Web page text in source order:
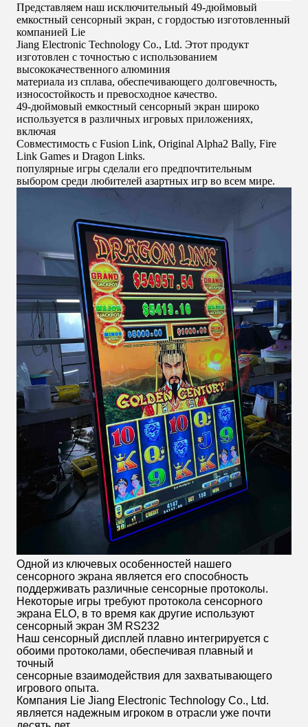
Представляем наш исключительный 49-дюймовый
емкостный сенсорный экран, с гордостью изготовленный
компанией Lie
Jiang Electronic Technology Co., Ltd. Этот продукт
изготовлен с точностью с использованием
высококачественного алюминия
материала из сплава, обеспечивающего долговечность,
износостойкость и превосходное качество.
49-дюймовый емкостный сенсорный экран широко
используется в различных игровых приложениях,
включая
Совместимость с Fusion Link, Original Alpha2 Bally, Fire
Link Games и Dragon Links.
популярные игры сделали его предпочтительным
выбором среди любителей азартных игр во всем мире.
Одной из ключевых особенностей нашего
сенсорного экрана является его способность
поддерживать различные сенсорные протоколы.
Некоторые игры требуют протокола сенсорного
экрана ELO, в то время как другие используют
сенсорный экран 3M RS232
Наш сенсорный дисплей плавно интегрируется с
обоими протоколами, обеспечивая плавный и
точный
сенсорные взаимодействия для захватывающего
игрового опыта.
Компания Lie Jiang Electronic Technology Co., Ltd.
является надежным игроком в отрасли уже почти